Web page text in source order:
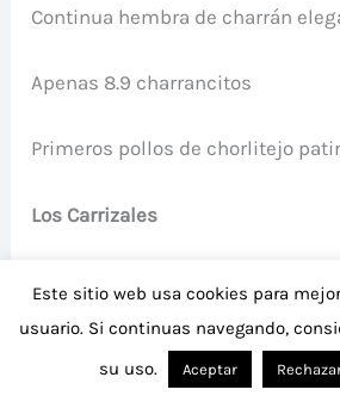
Continua hembra de charrán
Apenas 8.9 charrancitos
Primeros pollos de chorlitejo
Los Carrizales
2 cucos macho y una hembra
Este sitio web usa cookies para
usuario. Si continuas navegando,
su uso.
Aceptar